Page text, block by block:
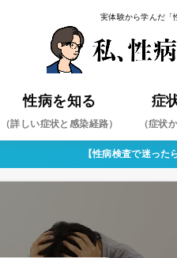
実体験から学んだ「
性病を知る
（詳しい症状と感染経路）
（まずはこれを疑え！）
マイコプラズマ・ウレアプラズマ
症
（症状
【性病検査で迷っ